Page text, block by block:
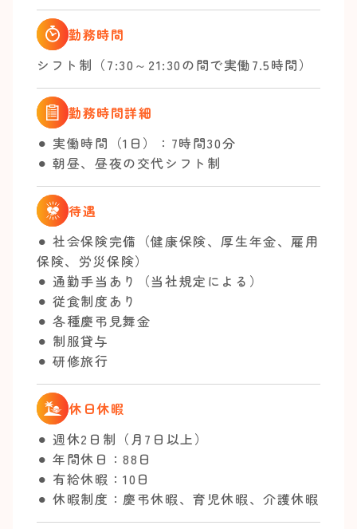
勤務時間
シフト制（7:30～21:30の間で実働7.5時間）
勤務時間詳細
⚫︎ 実働時間（1日）：7時間30分
⚫︎ 朝昼、昼夜の交代シフト制
待遇
⚫︎ 社会保険完備（健康保険、厚生年金、雇用
保険、労災保険）
⚫︎ 通勤手当あり（当社規定による）
⚫︎ 従食制度あり
⚫︎ 各種慶弔見舞金
⚫︎ 制服貸与
⚫︎ 研修旅行
休日休暇
⚫︎ 週休2日制（月7日以上）
⚫︎ 年間休日：88日
⚫︎ 有給休暇：10日
⚫︎ 休暇制度：慶弔休暇、育児休暇、介護休暇